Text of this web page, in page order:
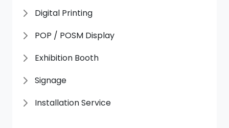
Digital Printing
POP / POSM Display
Exhibition Booth
Signage
Installation Service